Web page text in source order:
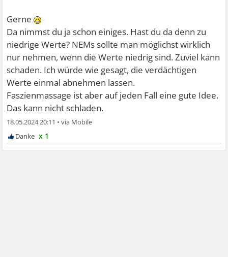
Gerne
Da nimmst du ja schon einiges. Hast du da denn zu
niedrige Werte? NEMs sollte man möglichst wirklich
nur nehmen, wenn die Werte niedrig sind. Zuviel kann
schaden. Ich würde wie gesagt, die verdächtigen
Werte einmal abnehmen lassen.
Faszienmassage ist aber auf jeden Fall eine gute Idee.
Das kann nicht schladen.
18.05.2024 20:11 •
x 1